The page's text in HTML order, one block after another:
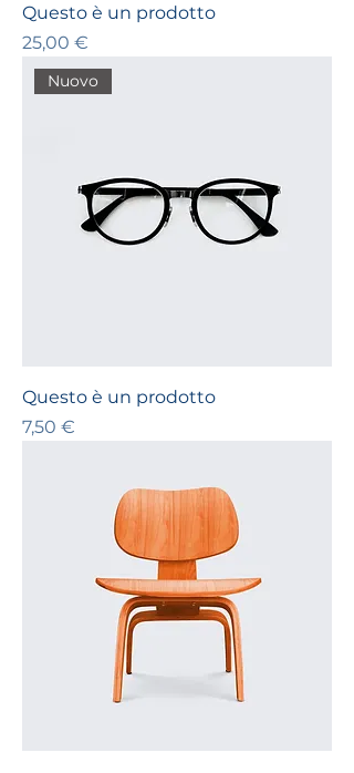
Questo è un prodotto
Prezzo
25,00 €
Nuovo
Questo è un prodotto
Prezzo
7,50 €